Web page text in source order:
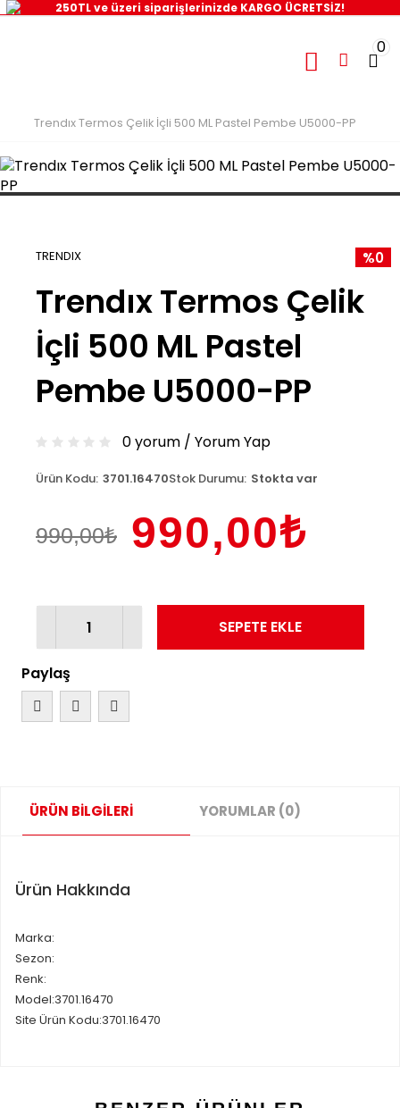
250TL ve üzeri siparişlerinizde KARGO ÜCRETSİZ!
0
Trendıx Termos Çelik İçli 500 ML Pastel Pembe U5000-PP
TRENDIX
Trendıx Termos Çelik
İçli 500 ML Pastel
Pembe U5000-PP
0 yorum/ Yorum Yap
Ürün Kodu: 3701.16470Stok Durumu: Stokta var
990,00₺ 990,00₺
%0
SEPETE EKLE
Paylaş
ÜRÜN BİLGİLERİ YORUMLAR (0)
Ürün Hakkında
Marka:
Sezon:
Renk:
Model:3701.16470
Site Ürün Kodu:3701.16470